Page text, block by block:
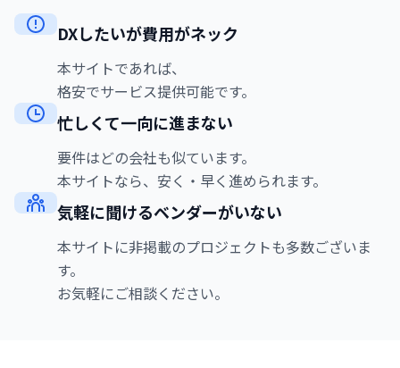
DXしたいが費用がネック
本サイトであれば、
格安でサービス提供可能です。
忙しくて一向に進まない
要件はどの会社も似ています。
本サイトなら、安く・早く進められます。
気軽に聞けるベンダーがいない
本サイトに非掲載のプロジェクトも多数ございま
す。
お気軽にご相談ください。